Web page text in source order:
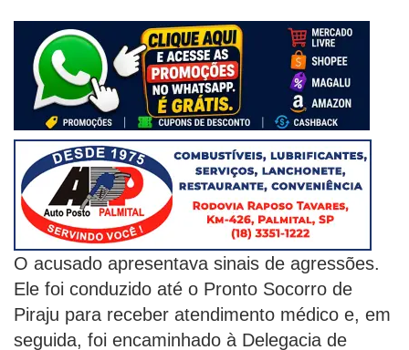
O acusado apresentava sinais de agressões.
Ele foi conduzido até o Pronto Socorro de
Piraju para receber atendimento médico e, em
seguida, foi encaminhado à Delegacia de